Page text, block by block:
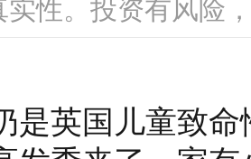
实性。投资有风险
是英国儿童致